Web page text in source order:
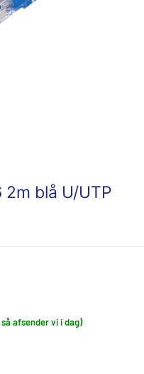
blå U/UTP
afsender vi i dag)